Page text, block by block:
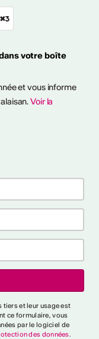
votre boîte
et vous informe
Voir la
tiers et leur usage est
ce formulaire, vous
par le logiciel de
des données.